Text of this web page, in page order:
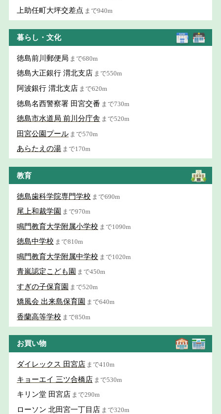
上助任町大坪交差点 まで940m
暮らし・文化
徳島前川郵便局 まで680m
徳島大正銀行 渭北支店 まで550m
阿波銀行 渭北支店 まで620m
徳島名西警察署 田宮交番 まで730m
徳島市水道局 前川分庁舎 まで520m
田宮公園プール まで570m
あらたえの湯 まで170m
教育
徳島歯科学院専門学校 まで690m
尾上和裁学園 まで970m
鳴門教育大学附属小学校 まで1090m
徳島中学校 まで810m
鳴門教育大学附属中学校 まで1020m
青嵐認定こども園 まで450m
すぎの子保育園 まで520m
矯風会 出来島保育園 まで640m
香蘭高等学校 まで850m
お買い物
ダイレックス 田宮店 まで410m
キョーエイ 三ツ合橋店 まで530m
キリン堂 田宮店 まで290m
ローソン 北田宮一丁目店 まで320m